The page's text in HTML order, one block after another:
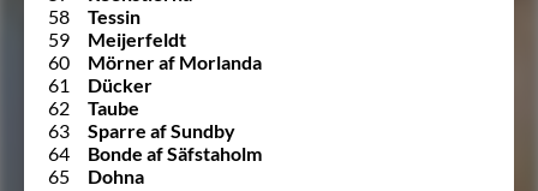
58
Tessin
59
Meijerfeldt
60
Mörner af Morlanda
61
Dücker
62
Taube
63
Sparre af Sundby
64
Bonde af Säfstaholm
65
Dohna